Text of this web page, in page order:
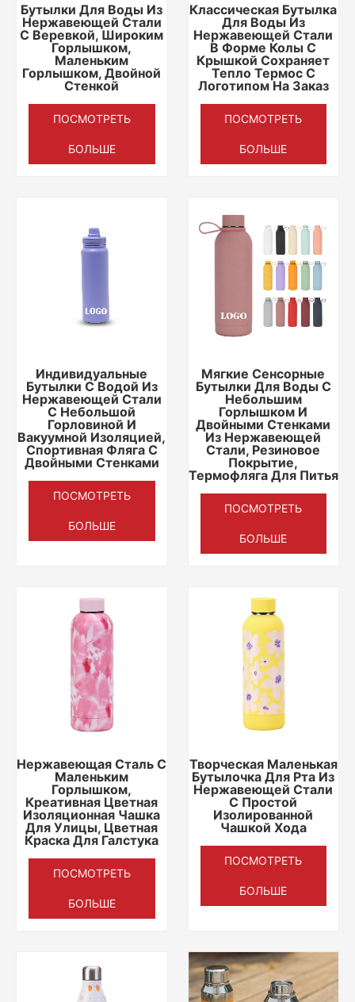
Бутылки Для Воды Из
Нержавеющей Стали
С Веревкой, Широким
Горлышком,
Маленьким
Горлышком, Двойной
Стенкой
ПОСМОТРЕТЬ
БОЛЬШЕ
Классическая Бутылка
Для Воды Из
Нержавеющей Стали
В Форме Колы С
Крышкой Сохраняет
Тепло Термос С
Логотипом На Заказ
ПОСМОТРЕТЬ
БОЛЬШЕ
Индивидуальные
Бутылки С Водой Из
Нержавеющей Стали
С Небольшой
Горловиной И
Вакуумной Изоляцией,
Спортивная Фляга С
Двойными Стенками
ПОСМОТРЕТЬ
БОЛЬШЕ
Мягкие Сенсорные
Бутылки Для Воды С
Небольшим
Горлышком И
Двойными Стенками
Из Нержавеющей
Стали, Резиновое
Покрытие,
Термофляга Для Питья
ПОСМОТРЕТЬ
БОЛЬШЕ
Нержавеющая Сталь С
Маленьким
Горлышком,
Креативная Цветная
Изоляционная Чашка
Для Улицы, Цветная
Краска Для Галстука
ПОСМОТРЕТЬ
БОЛЬШЕ
Творческая Маленькая
Бутылочка Для Рта Из
Нержавеющей Стали
С Простой
Изолированной
Чашкой Хода
ПОСМОТРЕТЬ
БОЛЬШЕ